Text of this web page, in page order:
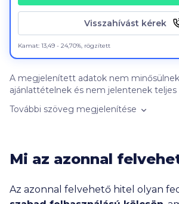
Visszahívást kérek
Kamat: 13,49 - 24,70%, rögzített
A megjelenített adatok nem
ajánlattételnek és nem jelentenek
kötelezettséget nem jelentenek. Felhívjuk figyelmét, hogy
gyakorisága, a bankokkal kötött
megrendelt kattintási szám
ajánlatok megjelenésének időben
További szöveg megjelenítése
Mi az azonnal
Az azonnal felvehető hitel olyan